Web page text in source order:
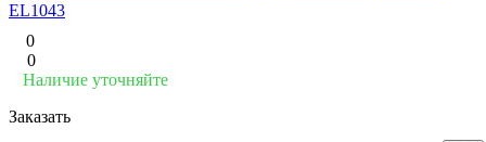
EL1043
0
0
Наличие уточняйте
Заказать